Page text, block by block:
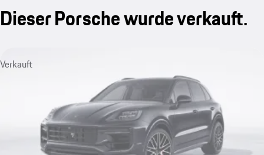
Dieser Porsche wurde verkauft.
Verkauft